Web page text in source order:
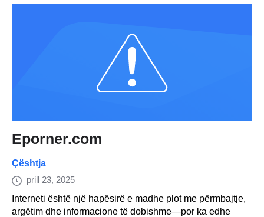
Eporner.com
Çështja
prill 23, 2025
Interneti është një hapësirë e madhe plot me përmbajtje,
argëtim dhe informacione të dobishme—por ka edhe